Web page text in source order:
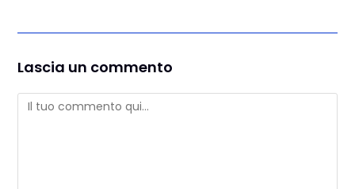
Lascia un commento